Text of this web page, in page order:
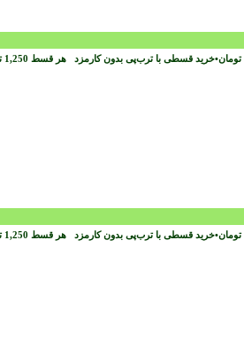
تومان•خرید قسطی با ترب‌پی بدون کارمزد هر قسط 1,250
تومان•خرید قسطی با ترب‌پی بدون کارمزد هر قسط 1,250